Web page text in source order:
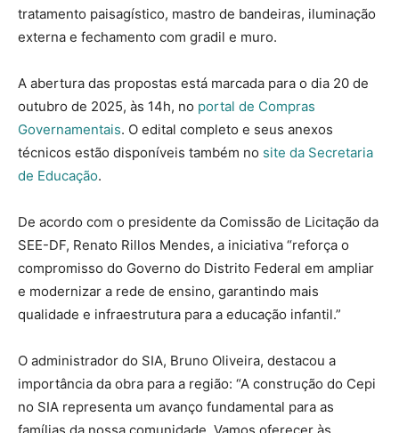
tratamento paisagístico, mastro de bandeiras, iluminação
externa e fechamento com gradil e muro.
A abertura das propostas está marcada para o dia 20 de
outubro de 2025, às 14h, no portal de Compras
Governamentais. O edital completo e seus anexos
técnicos estão disponíveis também no site da Secretaria
de Educação.
De acordo com o presidente da Comissão de Licitação da
SEE-DF, Renato Rillos Mendes, a iniciativa “reforça o
compromisso do Governo do Distrito Federal em ampliar
e modernizar a rede de ensino, garantindo mais
qualidade e infraestrutura para a educação infantil.”
O administrador do SIA, Bruno Oliveira, destacou a
importância da obra para a região: “A construção do Cepi
no SIA representa um avanço fundamental para as